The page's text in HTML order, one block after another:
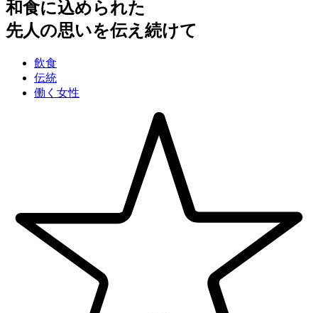
和食に込められた
先人の思いを伝え続けて
飲食
伝統
働く女性